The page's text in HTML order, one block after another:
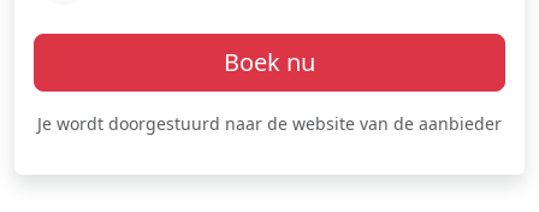
Boek nu
Je wordt doorgestuurd naar de website van de aanbieder